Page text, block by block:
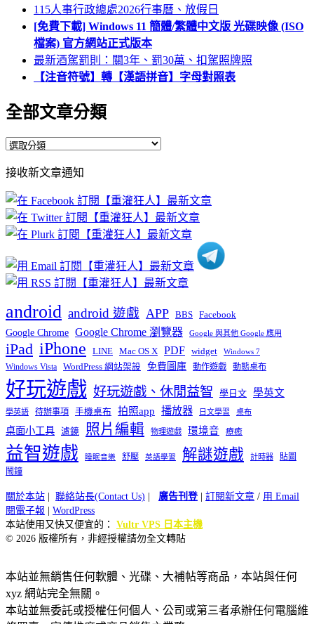
115人事行政總處2026行事曆、放假日
[免費下載] Windows 11 簡體/繁體中文版 光碟映像 (ISO
檔案) 官方網站正式版本
最新酒駕罰則：關3年、罰30萬、扣駕照牌照
【注音符號】轉【漢語拼音】字母對照表
全部文章分類
全
文
章
分
類
接收新文章通知
android android 遊戲 APP BBS Facebook
Google Chrome Google Chrome 瀏覽器 Google 與其他 Google 應用
iPad iPhone LINE Mac OS X PDF widget Windows 7
Windows Vista WordPress 網站架設 免費圖庫 動作遊戲 動態桌布
好玩遊戲 好玩遊戲、休閒益智 學日文 學英文
學英語 待辦事項 手機桌布 拍照app 播放器 日文學習 桌布
桌面小工具 濾鏡 照片編輯 物理遊戲 環境音 療癒
益智遊戲 睡眠音樂 舒壓 英語學習 解謎遊戲 計時器
貼圖
鬧鐘
關於本站 聯絡站長(Contact Us) 廣告刊登| 訂閱新文章 / 用 Email
閱電子報
WordPress
本站使用又快又便宜的： Vultr VPS 日本主機
© 2026 版權所有，非經授權請勿全文轉貼
本站並無銷售任何軟體、光碟、大補帖等商品，本站與任何
xyz 網站完全無關。
本站並無委託或授權任何個人、公司或第三者承辦任何電腦維